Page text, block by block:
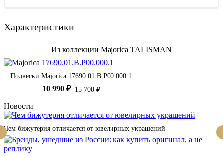
Характеристики
Из коллекции Majorica TALISMAN
Подвески Majorica 17690.01.B.P00.000.1
10 990 ₽ 15 700 ₽
Новости
Чем бижутерия отличается от ювелирных украшений